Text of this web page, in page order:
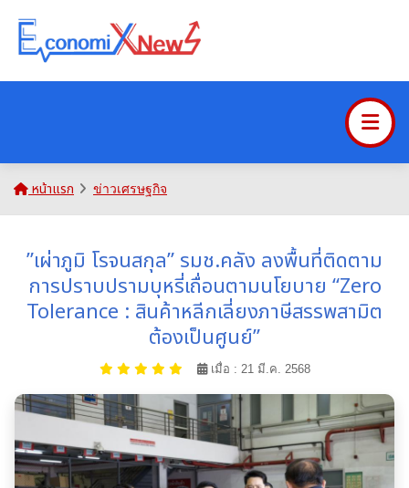
หน้าแรก ข่าวเศรษฐกิจ
”เผ่าภูมิ โรจนสกุล” รมช.คลัง ลงพื้นที่ติดตาม
การปราบปรามบุหรี่เถื่อนตามนโยบาย “Zero
Tolerance : สินค้าหลีกเลี่ยงภาษีสรรพสามิต
ต้องเป็นศูนย์”
เมื่อ : 21 มี.ค. 2568